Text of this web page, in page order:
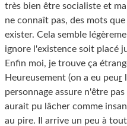
très bien être socialiste et
ne connaît pas, des mots
exister. Cela semble
ignore l'existence soit placé
Enfin moi, je trouve ça
Heureusement (on a eu peur
personnage assure n'être
aurait pu lâcher comme
au pire. Il arrive un peu à